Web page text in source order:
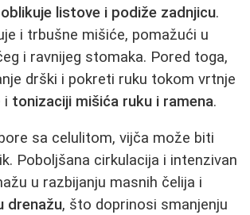
listove i podiže zadnjicu.
i trbušne mišiće, pomažući u
i ravnijeg stomaka. Pored toga,
drški i pokreti ruku tokom vrtnje
i tonizaciji mišića ruku i ramena.
sa celulitom, vijča može biti
Poboljšana cirkulacija i intenzivan
u razbijanju masnih čelija i
drenažu, što doprinosi smanjenju